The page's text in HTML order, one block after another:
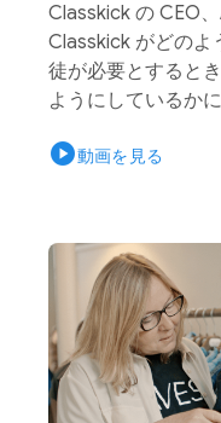
Classkick の CEO
Classkick がどのよ
徒が必要とすると
ようにしているか
play_circle動画を見る